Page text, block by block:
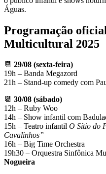
Águas.
Programação
Multicultural 2025
📆 29/08 (sexta-feira)
19h – Banda Megazord
21h – Stand-up comedy com
📆 30/08 (sábado)
12h – Ruby Woo
14h – Show infantil com
15h – Teatro infantil O Sítio do
Cavalinhos”
16h – Big Time Orchestra
19h30 – Orquestra Sinfônica
Nogueira